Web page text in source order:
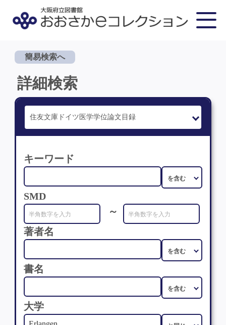
簡易検索へ
詳細検索
キーワード
SMD
～
著者名
書名
大学